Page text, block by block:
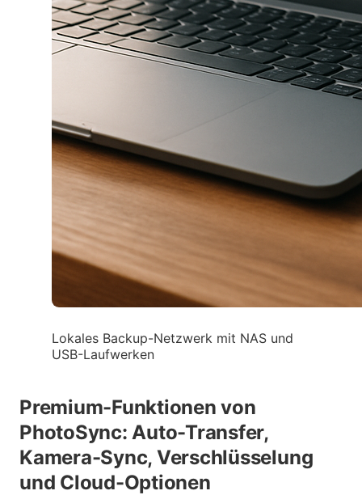
Lokales Backup-Netzwerk mit NAS und
USB-Laufwerken
Premium-Funktionen von
PhotoSync: Auto-Transfer,
Kamera-Sync, Verschlüsselung
und Cloud-Optionen